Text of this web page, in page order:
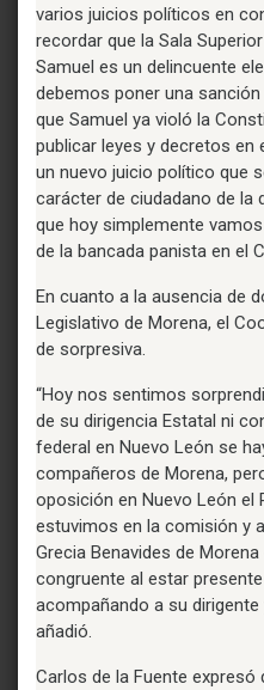
varios juicios políticos en
recordar que la Sala
Samuel es un delincuente
debemos poner una
que Samuel ya violó la
publicar leyes y decretos en
un nuevo juicio político que
carácter de ciudadano de la
que hoy simplemente
de la bancada panista en el
En cuanto a la ausencia de
Legislativo de Morena, el
de sorpresiva.
“Hoy nos sentimos
de su dirigencia Estatal ni
federal en Nuevo León se
compañeros de Morena,
oposición en Nuevo León el
estuvimos en la comisión y
Grecia Benavides de
congruente al estar
acompañando a su dirigente
añadió.
Carlos de la Fuente expresó